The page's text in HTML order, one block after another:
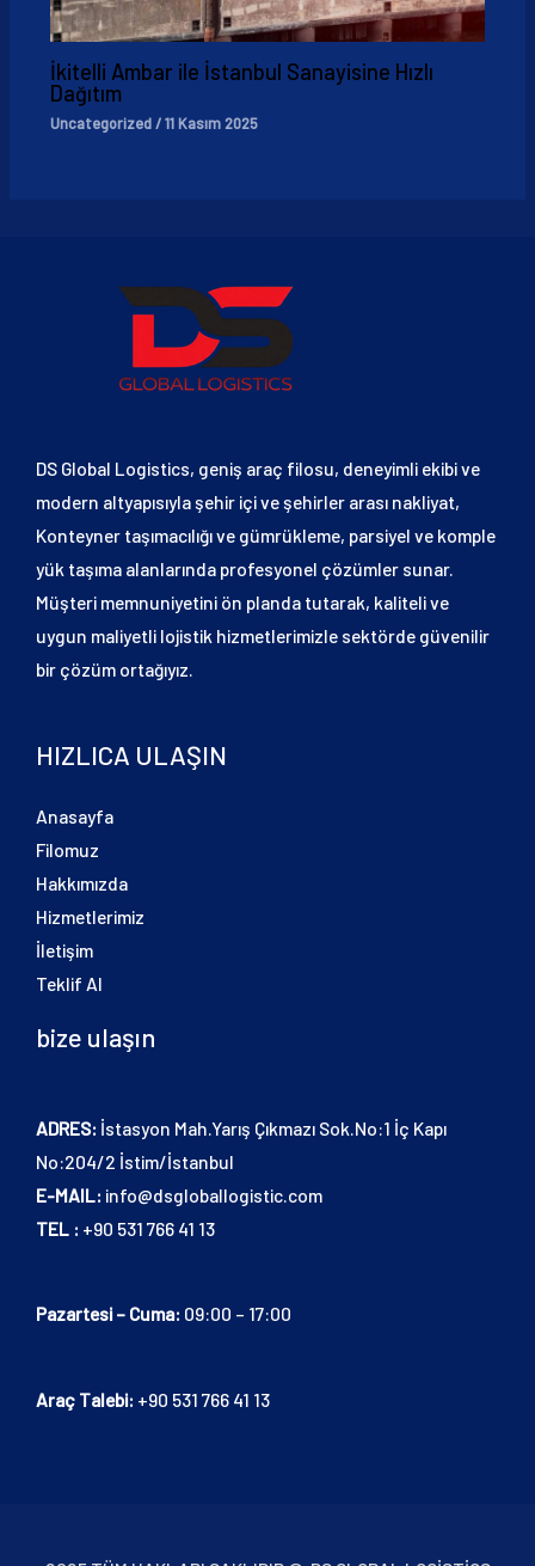
İkitelli Ambar ile İstanbul Sanayisine Hızlı
Dağıtım
Uncategorized/11 Kasım 2025
DS Global Logistics, geniş araç filosu, deneyimli ekibi ve
modern altyapısıyla şehir içi ve şehirler arası nakliyat,
Konteyner taşımacılığı ve gümrükleme, parsiyel ve komple
yük taşıma alanlarında profesyonel çözümler sunar.
Müşteri memnuniyetini ön planda tutarak, kaliteli ve
uygun maliyetli lojistik hizmetlerimizle sektörde güvenilir
bir çözüm ortağıyız.
HIZLICA ULAŞIN
Anasayfa
Filomuz
Hakkımızda
Hizmetlerimiz
İletişim
Teklif Al
bize ulaşın
ADRES: İstasyon Mah.Yarış Çıkmazı Sok.No:1 İç Kapı
No:204/2 İstim/İstanbul
E-MAIL: info@dsgloballogistic.com
TEL : +90 531 766 41 13
Pazartesi – Cuma: 09:00 – 17:00
Araç Talebi: +90 531 766 41 13